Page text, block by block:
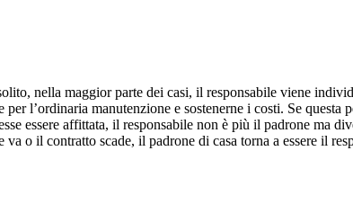
nella maggior parte dei casi, il responsabile viene
l’ordinaria manutenzione e sostenerne i costi. Se questa
essere affittata, il responsabile non è più il padrone ma
o il contratto scade, il padrone di casa torna a essere il